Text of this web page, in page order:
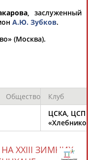
Финал (прямая
3-я попытка
попыток экипаж
)
, заслуженный
А.Ю. Зубков.
(Москва).
Общество Клуб
ЦСКА, ЦСП
XXIII ЗИМНИХ